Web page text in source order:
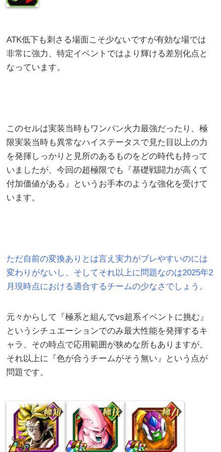
ATK低下も刺さる場面こそ少ないですが有効な場では
非常に強力、特定イベントではより輝ける差別化点と
なっています。
このセルは実装当時もワンパン火力最強だったり、極
限実装当時も異常なハイステータスで見た目以上の力
を発揮しっかりと見所のあるものをどの時代も持って
いましたが、今回の超極限でも『基礎戦闘力が高くて
付加価値がある』というお手本のような強化を受けて
います。
ただ自前の変換ありとは言え実力がブレやすいのには
変わりがないし、そしてそれ以上に問題なのは2025年2
月現時点における適合するチームの少なさでしょう。
元々からして『極系と組んでvs超系イベントに挑む』
というシチュエーションでのみ最大性能を発揮するキ
ャラ、その時点で応用範囲が狭めな所もありますが、
それ以上に『色が合うチームがそう無い』という点が
問題です。